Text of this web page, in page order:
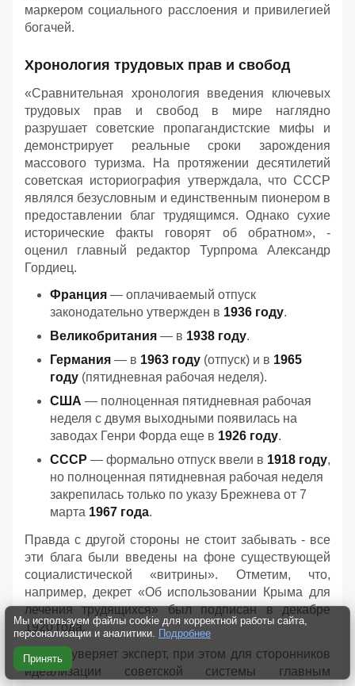
маркером социального расслоения и привилегией
богачей.
Хронология трудовых прав и свобод
«Сравнительная хронология введения ключевых
трудовых прав и свобод в мире наглядно
разрушает советские пропагандистские мифы и
демонстрирует реальные сроки зарождения
массового туризма. На протяжении десятилетий
советская историография утверждала, что СССР
являлся безусловным и единственным пионером в
предоставлении благ трудящимся. Однако сухие
исторические факты говорят об обратном», -
оценил главный редактор Турпрома Александр
Гордиец.
Франция — оплачиваемый отпуск
законодательно утвержден в 1936 году.
Великобритания — в 1938 году.
Германия — в 1963 году (отпуск) и в 1965
году (пятидневная рабочая неделя).
США — полноценная пятидневная рабочая
неделя с двумя выходными появилась на
заводах Генри Форда еще в 1926 году.
СССР — формально отпуск ввели в 1918 году,
но полноценная пятидневная рабочая неделя
закрепилась только по указу Брежнева от 7
марта 1967 года.
Правда с другой стороны не стоит забывать - все
эти блага были введены на фоне существующей
социалистической «витрины». Отметим, что,
например, декрет «Об использовании Крыма для
лечения трудящихся» был подписан в декабре
1920 года.
Но, как уверяет эксперт, при этом для сторонников
идеализации советской системы главным
Мы используем файлы cookie для корректной работы сайта,
персонализации и аналитики. Подробнее
Принять